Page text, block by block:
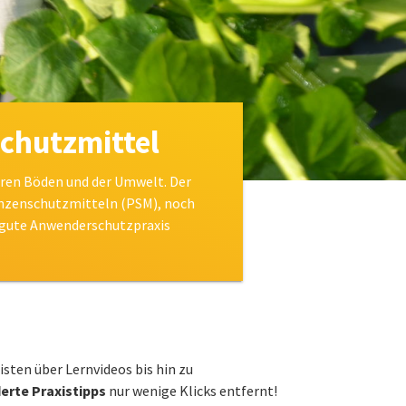
Böden und der Umwelt. Der
(PSM), noch
Anwenderschutzpraxis
über Lernvideos bis hin zu
Praxistipps nur wenige Klicks entfernt!